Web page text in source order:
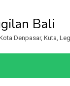
Bali
Denpasar, Kuta,